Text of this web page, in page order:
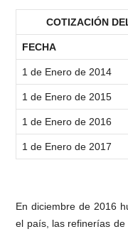
COTIZACIÓN
FECHA
1 de Enero de 2014
1 de Enero de 2015
1 de Enero de 2016
1 de Enero de 2017
En diciembre de 2016
el país, las refinerías